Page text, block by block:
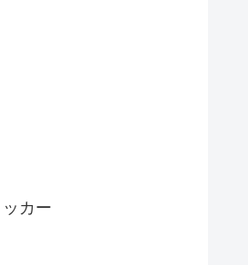
カー